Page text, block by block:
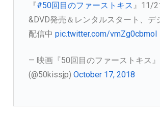
『#50回目のファーストキス 』11/2
&DVD発売＆レンタルスタート、デ
配信中 pic.twitter.com/vmZg0cbmoI
— 映画『50回目のファーストキス』
(@50kissjp) October 17, 2018